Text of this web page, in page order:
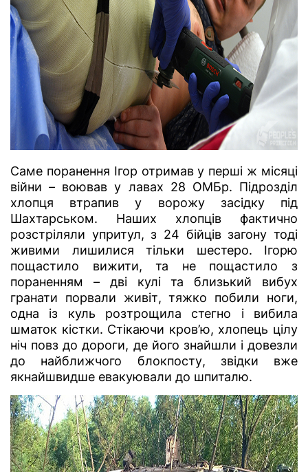
Саме поранення Ігор отримав у перші ж місяці
війни – воював у лавах 28 ОМБр. Підрозділ
хлопця втрапив у ворожу засідку під
Шахтарськом. Наших хлопців фактично
розстріляли упритул, з 24 бійців загону тоді
живими лишилися тільки шестеро. Ігорю
пощастило вижити, та не пощастило з
пораненням – дві кулі та близький вибух
гранати порвали живіт, тяжко побили ноги,
одна із куль розтрощила стегно і вибила
шматок кістки. Стікаючи кров’ю, хлопець цілу
ніч повз до дороги, де його знайшли і довезли
до найближчого блокпосту, звідки вже
якнайшвидше евакуювали до шпиталю.